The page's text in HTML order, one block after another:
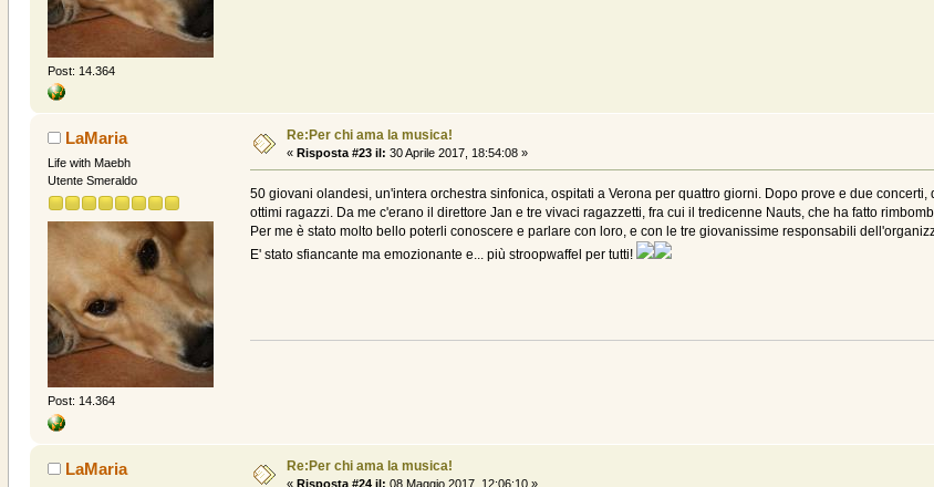
Post: 14.364
LaMaria
Life with Maebh
Utente Smeraldo
Post: 14.364
Re:Per chi ama la musica!
« Risposta #23 il: 30 Aprile 2017, 18:54:08 »
50 giovani olandesi, un'intera orchestra sinfonica, ospitati a Verona per quattro giorni. Dopo prove e due
ottimi ragazzi. Da me c'erano il direttore Jan e tre vivaci ragazzetti, fra cui il tredicenne Nauts, che ha fatto
Per me è stato molto bello poterli conoscere e parlare con loro, e con le tre giovanissime responsabili
E' stato sfiancante ma emozionante e... più stroopwaffel per tutti!
LaMaria Re:Per chi ama la musica!
« Risposta #24 il: 08 Maggio 2017, 12:06:10 »